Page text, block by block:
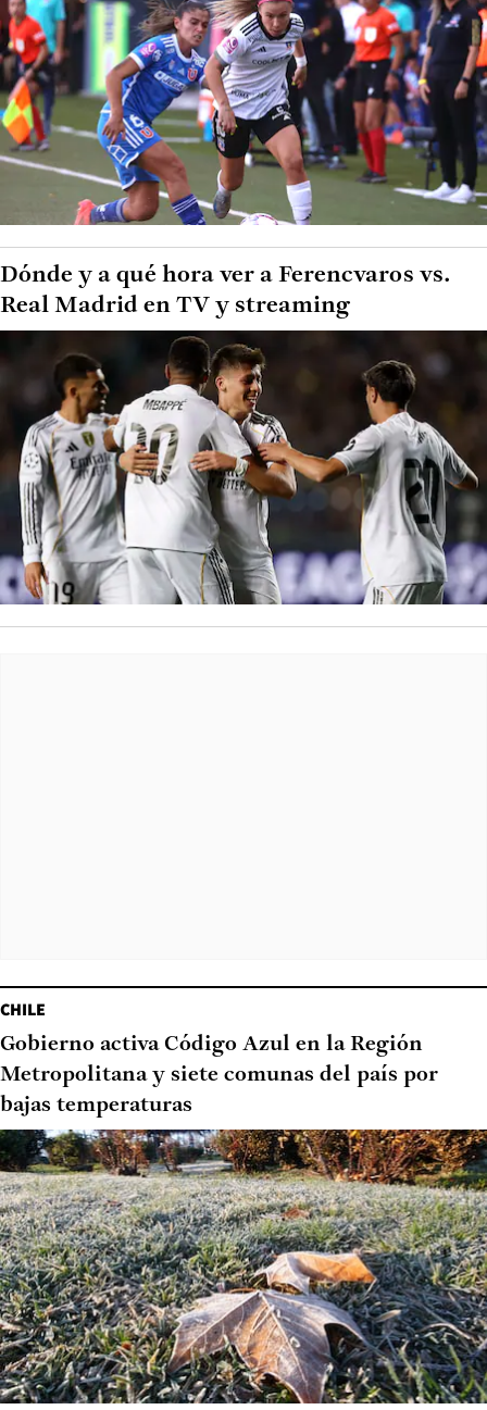
Dónde y a qué hora ver a Ferencvaros vs.
Real Madrid en TV y streaming
CHILE
Gobierno activa Código Azul en la Región
Metropolitana y siete comunas del país por
bajas temperaturas